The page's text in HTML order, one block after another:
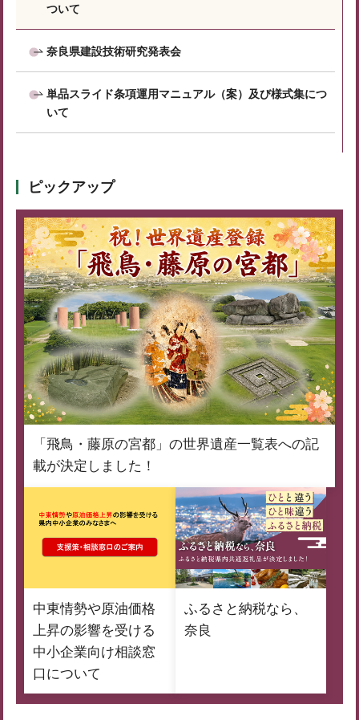
ついて
奈良県建設技術研究発表会
単品スライド条項運用マニュアル（案）及び様式集につ
いて
ピックアップ
「飛鳥・藤原の宮都」の世界遺産一覧表への記
載が決定しました！
中東情勢や原油価格
上昇の影響を受ける
中小企業向け相談窓
口について
ふるさと納税なら、
奈良